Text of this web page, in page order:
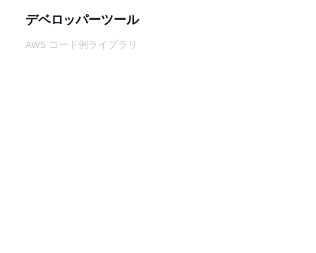
デベロッパーツール
AWS コード例ライブラリ